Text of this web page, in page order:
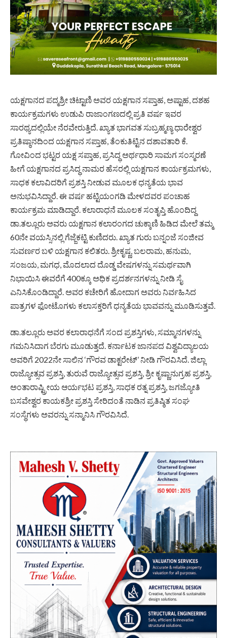
ಯಕ್ಷಗಾನದ ಪದ್ಮಶ್ರೀ ಚಿಟ್ಟಾಣಿ ಅವರ ಯಕ್ಷಗಾನ ಸಪ್ತಾಹ, ಅಷ್ಟಾಹ, ದಶಹ
ಕಾರ್ಯಕ್ರಮಗಳು ಉಡುಪಿ ರಾಜಾಂಗಣದಲ್ಲಿ ಪ್ರತಿ ವರ್ಷ ಇವರ
ಸಾರಥ್ಯದಲ್ಲಿಯೇ ನೆರವೇರುತ್ತಿದೆ. ಖ್ಯಾತ ಭಾಗವತ ಸುಬ್ರಹ್ಮಣ್ಯ ಧಾರೇಶ್ವರ
ಪ್ರತಿಷ್ಠಾನದಿಂದ ಯಕ್ಷಗಾನ ಸಪ್ತಾಹ, ತೆಂಕುತಿಟ್ಟಿನ ದಶಾವತಾರಿ ಕೆ.
ಗೋವಿಂದ ಭಟ್ಟರ ಯಕ್ಷ ಸಪ್ತಾಹ, ಪ್ರಸಿದ್ಧ ಅರ್ಥಧಾರಿ ಸಾಮಗ ಸಂಸ್ಮರಣೆ
ಹೀಗೆ ಯಕ್ಷಗಾನದ ಪ್ರಸಿದ್ಧ ನಾಮರ ಹೆಸರಲ್ಲಿ ಯಕ್ಷಗಾನ ಕಾರ್ಯಕ್ರಮಗಳು,
ಸಾಧಕ ಕಲಾವಿದರಿಗೆ ಪ್ರಶಸ್ತಿ ನೀಡುವ ಮೂಲಕ ಧನ್ಯತೆಯ ಭಾವ
ಅನುಭವಿಸಿದ್ದಾರೆ. ಈ ವರ್ಷ ಹಟ್ಟಿಯಂಗಡಿ ಮೇಳದವರ ಪಂಚಾಹ
ಕಾರ್ಯಕ್ರಮ ಮಾಡಿದ್ದಾರೆ. ಕಲಾರಾಧನೆ ಮೂಲಕ ಸಂತೃಪ್ತಿ ಹೊಂದಿದ್ದ
ಡಾ.ತಲ್ಲೂರು ಅವರು ಯಕ್ಷಗಾನ ಕಲಾರಂಗದ ಚುಕ್ಕಾಣಿ ಹಿಡಿದ ಮೇಲೆ ತಮ್ಮ
60ನೇ ವಯಸ್ಸಿನಲ್ಲಿ ಗೆಜ್ಜೆಕಟ್ಟಿ ಕುಣಿದರು. ಖ್ಯಾತ ಗುರು ಬನ್ನಂಜೆ ಸಂಜೀವ
ಸುವರ್ಣರ ಬಳಿ ಯಕ್ಷಗಾನ ಕಲಿತರು. ಶ್ರೀಕೃಷ್ಣ, ಬಲರಾಮ, ಹನುಮ,
ಸಂಜಯ, ಮಗಧ, ಮೊದಲಾದ ದೊಡ್ಡ ವೇಷಗಳನ್ನು ಸಮರ್ಥವಾಗಿ
ನಿಭಾಯಿಸಿ ಈವರೆಗೆ 400ಕ್ಕೂ ಅಧಿಕ ಪ್ರದರ್ಶನಗಳನ್ನು ನೀಡಿ ಸೈ
ಎನಿಸಿಕೊಂಡಿದ್ದಾರೆ. ಅವರ ಕಚೇರಿಗೆ ಹೋದಾಗ ಅವರು ನಿರ್ವಹಿಸಿದ
ಪಾತ್ರಗಳ ಫೋಟೊಗಳು ಕಲಾಸಕ್ತರಿಗೆ ಧನ್ಯತೆಯ ಭಾವವನ್ನು ಮೂಡಿಸುತ್ತವೆ.
ಡಾ.ತಲ್ಲೂರು ಅವರ ಕಲಾರಾಧನೆಗೆ ಸಂದ ಪ್ರಶಸ್ತಿಗಳು, ಸಮ್ಮಾನಗಳನ್ನು
ಗಮನಿಸಿದಾಗ ಬೆರಗು ಮೂಡುತ್ತದೆ. ಕರ್ನಾಟಕ ಜಾನಪದ ವಿಶ್ವವಿದ್ಯಾಲಯ
ಅವರಿಗೆ 2022ನೇ ಸಾಲಿನ ‘ಗೌರವ ಡಾಕ್ಟರೇಟ್’ ನೀಡಿ ಗೌರವಿಸಿದೆ. ಜಿಲ್ಲಾ
ರಾಜ್ಯೋತ್ಸವ ಪ್ರಶಸ್ತಿ, ತುರುವೆ ರಾಜ್ಯೋತ್ಸವ ಪ್ರಶಸ್ತಿ, ಶ್ರೀ ಕೃಷ್ಣಾನುಗ್ರಹ ಪ್ರಶಸ್ತಿ,
ಅಂತಾರಾಷ್ಟ್ರೀಯ ಆರ್ಯಭಟ ಪ್ರಶಸ್ತಿ, ಸಾಧಕ ರತ್ನ ಪ್ರಶಸ್ತಿ, ಜಗಜ್ಯೋತಿ
ಬಸವೇಶ್ವರ ಕಾಯಕಶ್ರೀ ಪ್ರಶಸ್ತಿ ಸೇರಿದಂತೆ ನಾಡಿನ ಪ್ರತಿಷ್ಠಿತ ಸಂಘ
ಸಂಸ್ಥೆಗಳು ಅವರನ್ನು ಸನ್ಮಾನಿಸಿ ಗೌರವಿಸಿದೆ.